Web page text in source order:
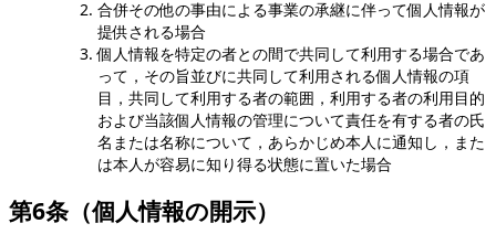
合併その他の事由による事業の承継に伴って個人情報が
提供される場合
個人情報を特定の者との間で共同して利用する場合であ
って，その旨並びに共同して利用される個人情報の項
目，共同して利用する者の範囲，利用する者の利用目的
および当該個人情報の管理について責任を有する者の氏
名または名称について，あらかじめ本人に通知し，また
は本人が容易に知り得る状態に置いた場合
第6条（個人情報の開示）